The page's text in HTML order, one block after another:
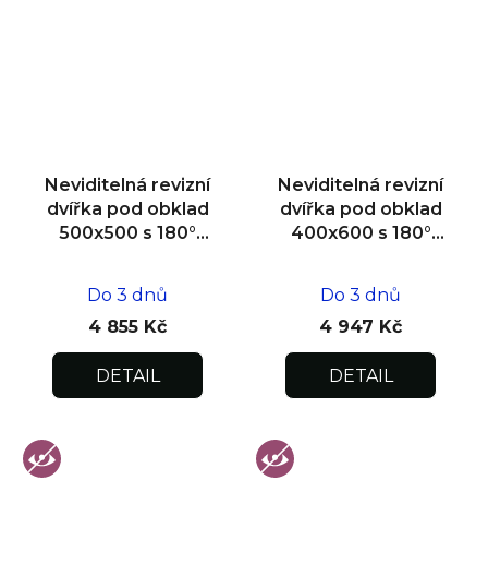
Neviditelná revizní
dvířka pod obklad
500x500 s 180°
Do 3 dnů
4 855 Kč
DETAIL
Neviditelná revizní
dvířka pod obklad
400x600 s 180°
Do 3 dnů
4 947 Kč
DETAIL